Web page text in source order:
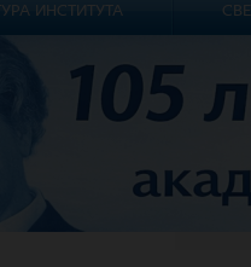
ИНСТИТУТА